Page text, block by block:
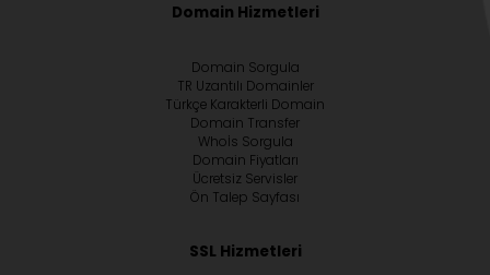
Domain Hizmetleri
Domain Sorgula
TR Uzantılı Domainler
Türkçe Karakterli Domain
Domain Transfer
Whoİs Sorgula
Domain Fiyatları
Ücretsiz Servisler
Ön Talep Sayfası
SSL Hizmetleri